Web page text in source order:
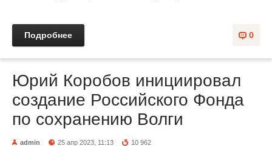
0
Подробнее
Юрий Коробов инициировал
создание Российского Фонда
по сохранению Волги
admin 25 апр 2023, 11:13 10 962